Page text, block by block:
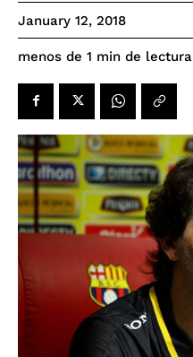
January 12, 2018
menos de 1 min de lectura